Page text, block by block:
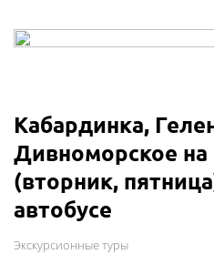
Кабардинка,
Дивноморское на
(вторник,
автобусе
Экскурсионные туры